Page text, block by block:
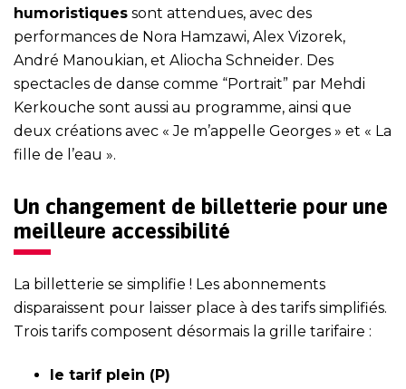
humoristiques sont attendues, avec des
performances de Nora Hamzawi, Alex Vizorek,
André Manoukian, et Aliocha Schneider. Des
spectacles de danse comme “Portrait” par Mehdi
Kerkouche sont aussi au programme, ainsi que
deux créations avec « Je m’appelle Georges » et « La
fille de l’eau ».
Un changement de billetterie pour une
meilleure accessibilité
La billetterie se simplifie ! Les abonnements
disparaissent pour laisser place à des tarifs simplifiés.
Trois tarifs composent désormais la grille tarifaire :
le tarif plein (P)